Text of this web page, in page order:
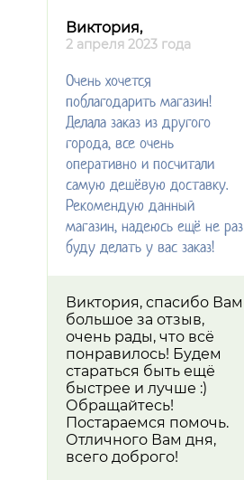
Виктория,
2 апреля 2023 года
Очень хочется
поблагодарить магазин!
Делала заказ из другого
города, все очень
оперативно и посчитали
самую дешёвую доставку.
Рекомендую данный
магазин, надеюсь ещё не раз
буду делать у вас заказ!
Виктория, спасибо Вам
большое за отзыв,
очень рады, что всё
понравилось! Будем
стараться быть ещё
быстрее и лучше :)
Обращайтесь!
Постараемся помочь.
Отличного Вам дня,
всего доброго!